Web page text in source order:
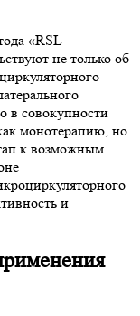
«RSL-
не только об
в совокупности
монотерапию, но
к возможным
и